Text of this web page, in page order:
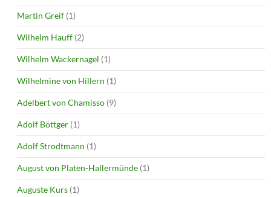
Martin Greif (1)
Wilhelm Hauff (2)
Wilhelm Wackernagel (1)
Wilhelmine von Hillern (1)
Adelbert von Chamisso (9)
Adolf Böttger (1)
Adolf Strodtmann (1)
August von Platen-Hallermünde (1)
Auguste Kurs (1)